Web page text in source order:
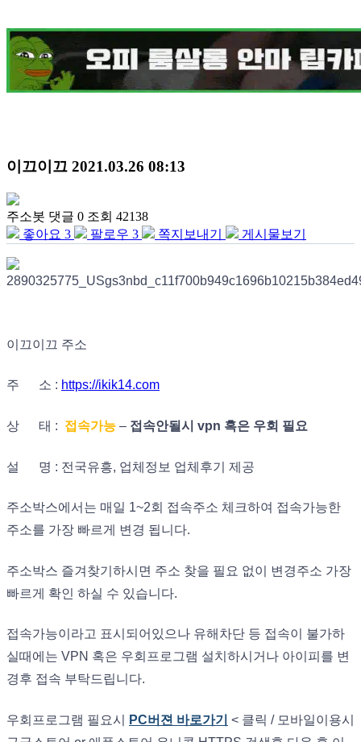
이끄이끄 2021.03.26 08:13
주소봇 댓글 0 조회 42138
좋아요 3 팔로우 3 쪽지보내기 게시물보기
이끄이끄 주소
주 소 : https://ikik14.com
상 태 : 접속가능 – 접속안될시 vpn 혹은 우회 필요
설 명 : 전국유흥, 업체정보 업체후기 제공
주소박스에서는 매일 1~2회 접속주소 체크하여 접속가능한
주소를 가장 빠르게 변경 됩니다.
주소박스 즐겨찾기하시면 주소 찾을 필요 없이 변경주소 가장
빠르게 확인 하실 수 있습니다.
접속가능이라고 표시되어있으나 유해차단 등 접속이 불가하
실때에는 VPN 혹은 우회프로그램 설치하시거나 아이피를 변
경후 접속 부탁드립니다.
우회프로그램 필요시 PC버젼 바로가기 < 클릭 / 모바일이용시